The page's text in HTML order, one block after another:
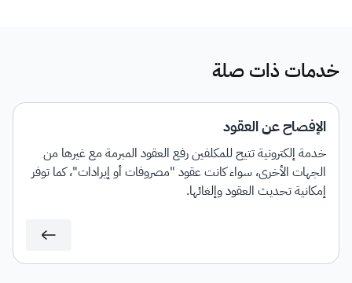
خدمات ذات صلة
الإفصاح عن العقود
خدمة إلكترونية تتيح للمكلفين رفع العقود المبرمة مع غيرها من
الجهات الأخرى، سواء كانت عقود "مصروفات أو إيرادات"، كما توفر
إمكانية تحديث العقود وإلغائها.